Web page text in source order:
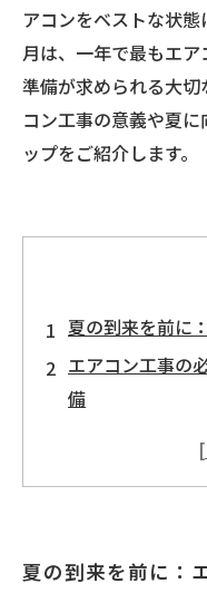
アコンをベストな状
月は、一年で最もエ
準備が求められる大
コン工事の意義や夏
ップをご紹介します。
夏の到来を前に
エアコン工事の
備
6月が鍵！エア
快適な夏を実現
夏の到来を前に：